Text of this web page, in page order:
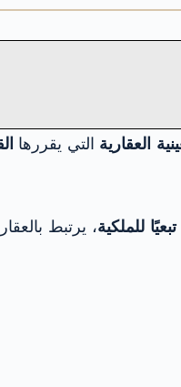
العقارية التي يقررها
للملكية، يرتبط